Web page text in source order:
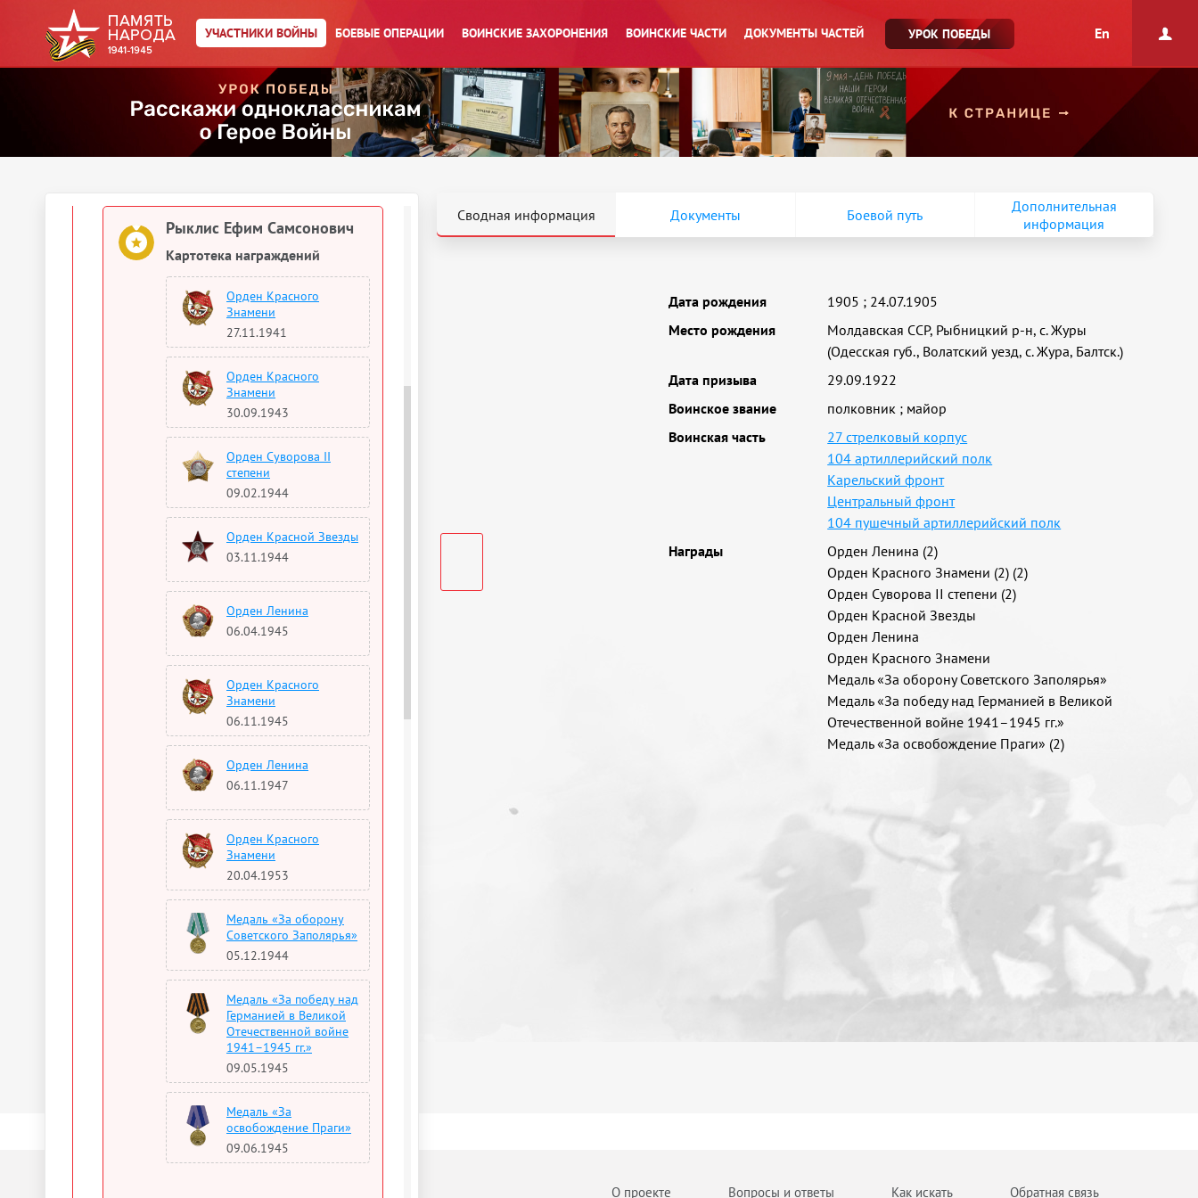
УЧАСТНИКИ ВОЙНЫ БОЕВЫЕ ОПЕРАЦИИ ВОИНСКИЕ ЗАХОРОНЕНИЯ ВОИНСКИЕ ЧАСТИ ДОКУМЕНТЫ ЧАСТЕЙ УРОК ПОБЕДЫ En
1941
Документы о награждении
Рыклис Ефим Самсонович
Рыклис Ефим Самсонович
Картотека награждений
Орден Красного
Знамени
27.11.1941
Орден Красного
Знамени
30.09.1943
Орден Суворова II
степени
09.02.1944
Орден Красной Звезды
03.11.1944
Орден Ленина
06.04.1945
Орден Красного
Знамени
06.11.1945
Орден Ленина
06.11.1947
Орден Красного
Знамени
20.04.1953
Медаль «За оборону
Советского Заполярья»
05.12.1944
Медаль «За победу над
Германией в Великой
Отечественной войне
1941–1945 гг.»
09.05.1945
Медаль «За
освобождение Праги»
09.06.1945
Сводная информация Документы Боевой путь
Дополнительная
информация
Дата рождения 1905 ; 24.07.1905
Место рождения
Молдавская ССР, Рыбницкий р-н, с. Журы
(Одесская губ., Волатский уезд, с. Жура, Балтск.)
Дата призыва
29.09.1922
Воинское звание
полковник ; майор
Воинская часть
27 стрелковый корпус
104 артиллерийский полк
Карельский фронт
Центральный фронт
104 пушечный артиллерийский полк
Награды
Орден Ленина (2)
Орден Красного Знамени (2) (2)
Орден Суворова II степени (2)
Орден Красной Звезды
Орден Ленина
Орден Красного Знамени
Медаль «За оборону Советского Заполярья»
Медаль «За победу над Германией в Великой
Отечественной войне 1941–1945 гг.»
Медаль «За освобождение Праги» (2)
О проекте Вопросы и ответы Как искать Обратная связь